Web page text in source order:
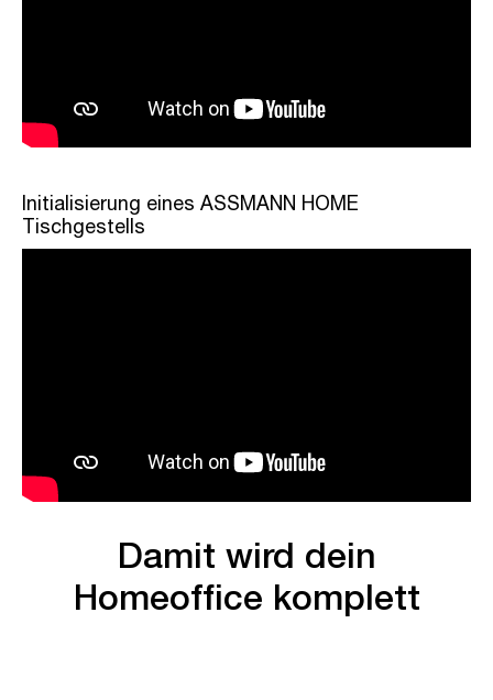
Initialisierung eines ASSMANN HOME
Tischgestells
Damit wird dein
Homeoffice komplett